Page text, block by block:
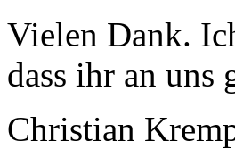
Vielen Dank.
dass ihr an uns
Christian